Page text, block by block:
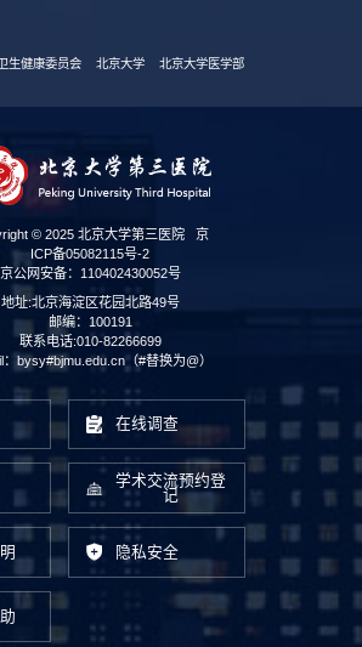
生健康委员会 北京大学 北京大学医学部
© 2025 北京大学第三医院 京
ICP备05082115号-2
京公网安备：110402430052号
地址:北京海淀区花园北路49号
邮编：100191
联系电话:010-82266699
：bysy#bjmu.edu.cn（#替换为@）
在线调查
学术交流预约登
记
隐私安全